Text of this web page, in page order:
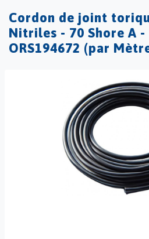
Cordon de joint
Nitriles - 70 Shore A
ORS194672 (par